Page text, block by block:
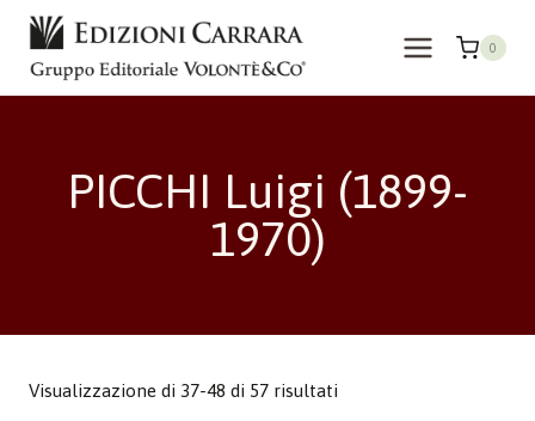
Salta
contenuto
0
PICCHI Luigi (1899-
1970)
Visualizzazione di 37-48 di 57 risultati